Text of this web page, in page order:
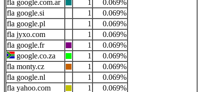
google.com.ar
1
0.069%
google.si
1
0.069%
google.pl
1
0.069%
jyxo.com
1
0.069%
google.fr
1
0.069%
google.co.za
1
0.069%
monty.cz
1
0.069%
google.nl
1
0.069%
yahoo.com
1 0.069%